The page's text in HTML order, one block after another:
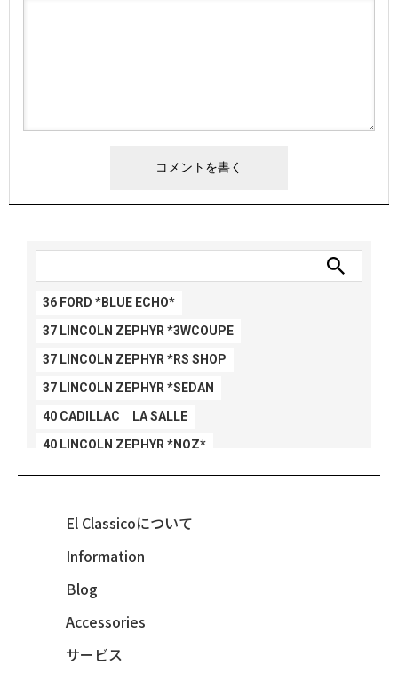
36 FORD *BLUE ECHO*
37 LINCOLN ZEPHYR *3WCOUPE
37 LINCOLN ZEPHYR *RS SHOP
37 LINCOLN ZEPHYR *SEDAN
40 CADILLAC LA SALLE
40 LINCOLN ZEPHYR *NOZ*
40 LINCOLN ZEPHYR *V12*
47 CHEVY FLEETMASTER CONV
48 CHEVY 3100 *Q-CHINCO
48 CHEVY FLEET AEROSEDAN
48 CHEVY FLEETMASTER CONV
El Classicoについて
Information
Blog
Accessories
サービス